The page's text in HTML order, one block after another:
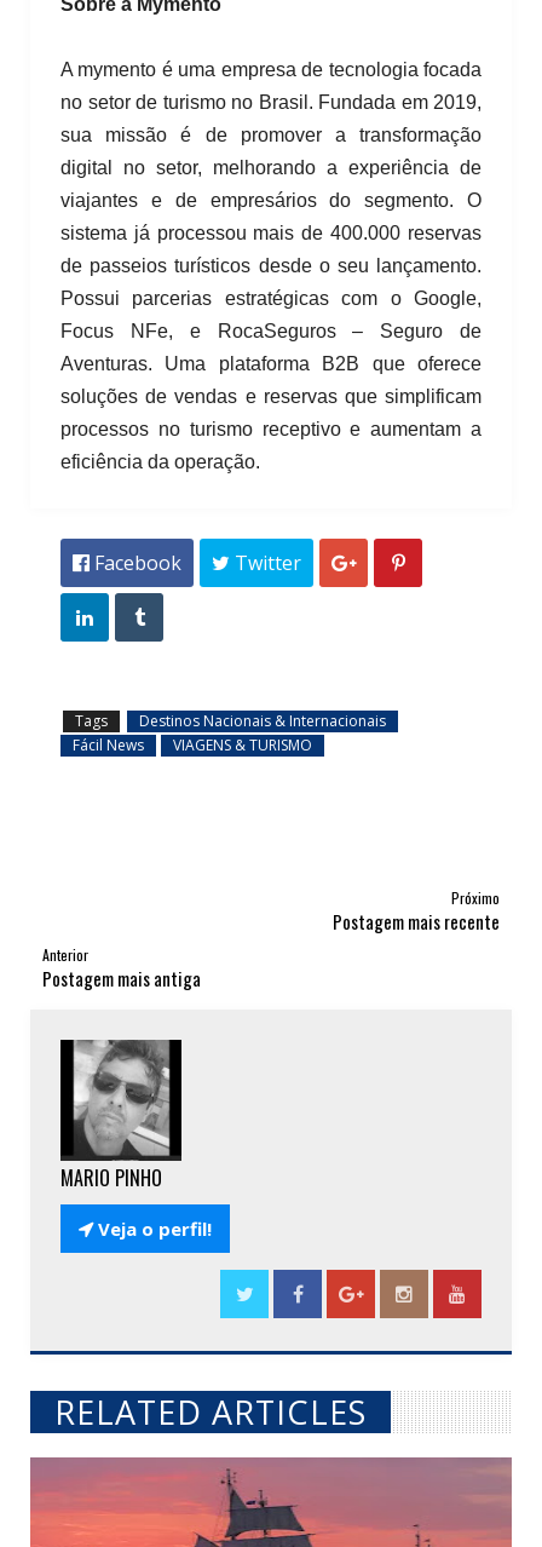
Sobre a Mymento
A mymento é uma empresa de tecnologia focada
no setor de turismo no Brasil. Fundada em 2019,
sua missão é de promover a transformação
digital no setor, melhorando a experiência de
viajantes e de empresários do segmento. O
sistema já processou mais de 400.000 reservas
de passeios turísticos desde o seu lançamento.
Possui parcerias estratégicas com o Google,
Focus NFe, e RocaSeguros – Seguro de
Aventuras. Uma plataforma B2B que oferece
soluções de vendas e reservas que simplificam
processos no turismo receptivo e aumentam a
eficiência da operação.
 Facebook  Twitter  
 
Tags
Destinos Nacionais & Internacionais
Fácil News
VIAGENS & TURISMO
Próximo
Postagem mais recente
Anterior
Postagem mais antiga
MARIO PINHO
Veja o perfil!
RELATED ARTICLES
// THATS WHAT YOU MIGHT BE LOOKING FOR